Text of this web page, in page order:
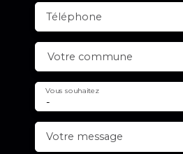
Téléphone
Votre commune
-
Vous souhaitez
Votre message